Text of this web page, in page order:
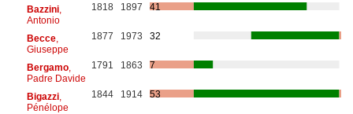
Bazzini,
Antonio
1818 1897 41
Becce,
Giuseppe
1877 1973 32
Bergamo,
Padre Davide
1791 1863 7
Bigazzi,
Pénélope
1844 1914 53